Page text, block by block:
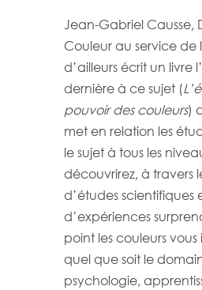
Jean-Gabriel Causse,
Couleur au service de
d’ailleurs écrit un livre
dernière à ce sujet (
pouvoir des couleurs)
met en relation les
le sujet à tous les
découvrirez, à travers
d’études scientifiques
d’expériences
point les couleurs
quel que soit le
psychologie,